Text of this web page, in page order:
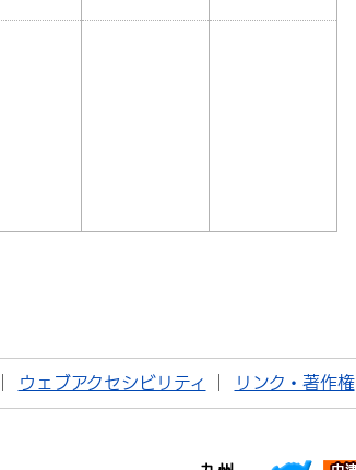
ウェブアクセシビリティ リンク・著作権